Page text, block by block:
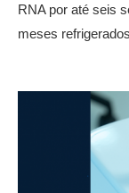
RNA por até seis
meses